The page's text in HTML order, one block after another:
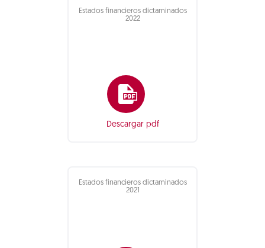
Estados financieros dictaminados
2022
Descargar pdf
Estados financieros dictaminados
2021